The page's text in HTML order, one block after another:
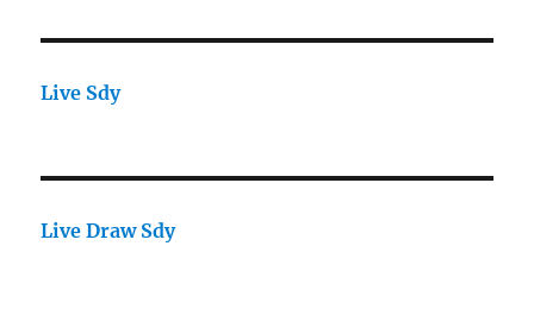
Live Sdy
Live Draw Sdy